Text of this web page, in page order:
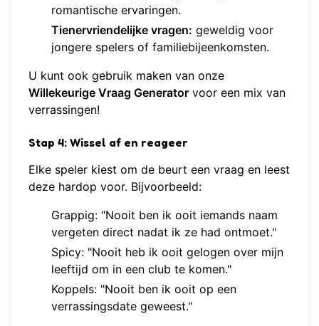
romantische ervaringen.
Tienervriendelijke vragen: geweldig voor
jongere spelers of familiebijeenkomsten.
U kunt ook gebruik maken van onze
Willekeurige Vraag Generator voor een mix van
verrassingen!
Stap 4: Wissel af en reageer
Elke speler kiest om de beurt een vraag en leest
deze hardop voor. Bijvoorbeeld:
Grappig: "Nooit ben ik ooit iemands naam
vergeten direct nadat ik ze had ontmoet."
Spicy: "Nooit heb ik ooit gelogen over mijn
leeftijd om in een club te komen."
Koppels: "Nooit ben ik ooit op een
verrassingsdate geweest."